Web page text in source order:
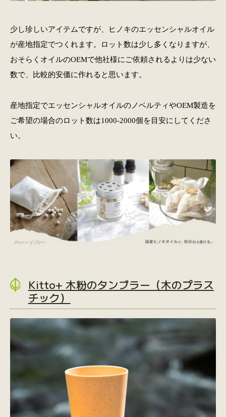
少し珍しいアイテムですが、ヒノキのエッセンシャルオイル
が産地指定でつくれます。ロット数は少し多くなりますが、
おそらくオイルのOEMで他社様にご依頼されるよりは少ない
数で、比較的安価に作れると思います。
産地指定でエッセンシャルオイルのノベルティやOEM製造を
ご希望の場合のロット数は1000-2000個を目安にしてくださ
い。
Kitto+ 木粉のタンブラー（木のプラス
チック）